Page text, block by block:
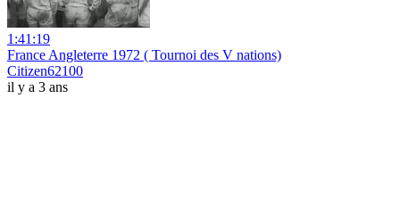
1:41:19
France Angleterre 1972 ( Tournoi des V nations)
Citizen62100
il y a 3 ans